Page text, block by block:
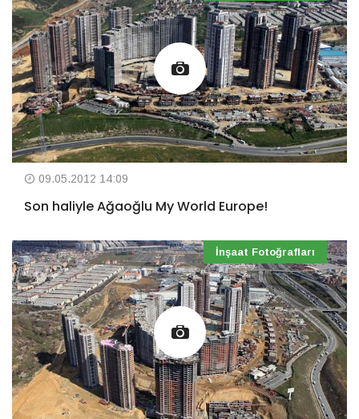
09.05.2012 14:09
Son haliyle Ağaoğlu My World Europe!
İnşaat Fotoğrafları